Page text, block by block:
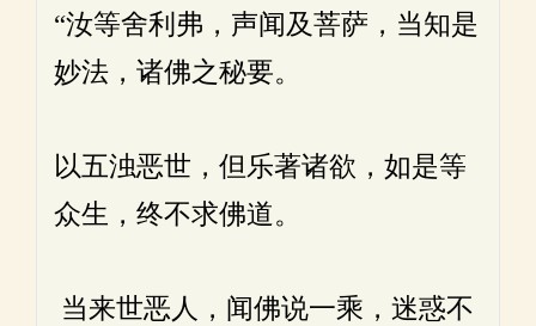
“汝等舍利弗，声闻及菩萨，当知是
妙法，诸佛之秘要。
以五浊恶世，但乐著诸欲，如是等
众生，终不求佛道。
当来世恶人，闻佛说一乘，迷惑不